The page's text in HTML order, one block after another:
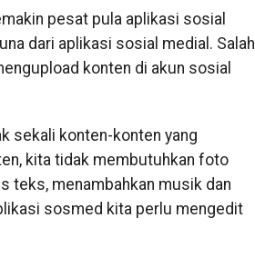
pesat pula aplikasi sosial
dari aplikasi sosial medial. Salah
konten di akun sosial
sekali konten-konten yang
kita tidak membutuhkan foto
teks, menambahkan musik dan
sosmed kita perlu mengedit